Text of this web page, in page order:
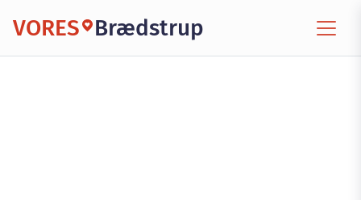
VORES Brædstrup